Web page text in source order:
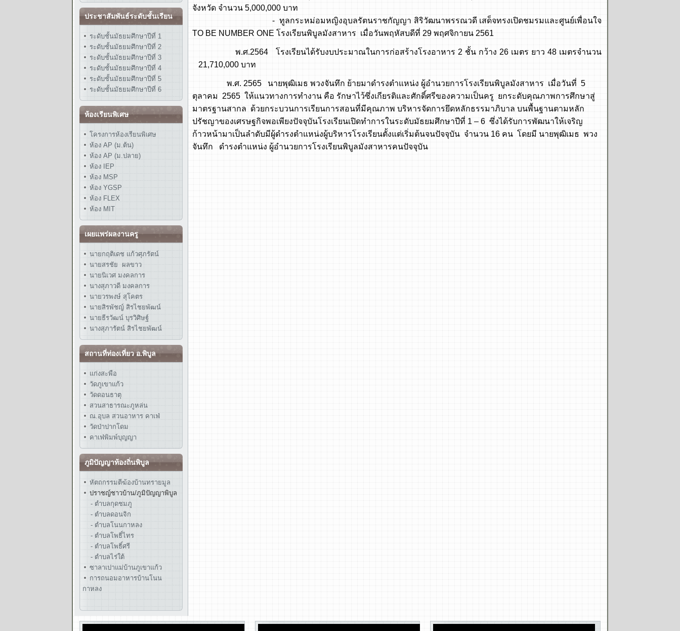
ประชาสัมพันธ์ระดับชั้นเรียน
ระดับชั้นมัธยมศึกษาปีที่ 1
ระดับชั้นมัธยมศึกษาปีที่ 2
ระดับชั้นมัธยมศึกษาปีที่ 3
ระดับชั้นมัธยมศึกษาปีที่ 4
ระดับชั้นมัธยมศึกษาปีที่ 5
ระดับชั้นมัธยมศึกษาปีที่ 6
ห้องเรียนพิเศษ
โครงการห้องเรียนพิเศษ
ห้อง AP (ม.ต้น)
ห้อง AP (ม.ปลาย)
ห้อง IEP
ห้อง MSP
ห้อง YGSP
ห้อง FLEX
ห้อง MIT
เผยแพร่ผลงานครู
นายกฤติเดช แก้วศุภรัตน์
นายสรชัย ผลขาว
นายนิเวศ มงคลการ
นางสุภาวดี มงคลการ
นายวรพงษ์ สุโคตร
นายสิรพัชญ์ สิรไชยพัฒน์
นายธีรวัฒน์ บุรวิศิษฐ์
นางสุภารัตน์ สิรไชยพัฒน์
สถานที่ท่องเที่ยว อ.พิบูล
แก่งสะพือ
วัดภูเขาแก้ว
วัดดอนธาตุ
สวนสาธารณะภูหล่น
ณ.อุบล สวนอาหาร คาเฟ่
วัดป่าปากโดม
คาเฟ่พิมพ์บุญญา
ภูมิปัญญาท้องถิ่นพิบูล
หัตถกรรมตีฆ้องบ้านทรายมูล
ปราชญ์ชาวบ้าน/ภูมิปัญญาพิบูล
- ตำบลกุดชมภู
- ตำบลดอนจิก
- ตำบลโนนกาหลง
- ตำบลโพธิ์ไทร
- ตำบลโพธิ์ศรี
- ตำบลไร่ใต้
ซาลาเปาแม่บ้านภูเขาแก้ว
การถนอมอาหารบ้านโนน
กาหลง
จังหวัด จำนวน 5,000,000 บาท
- ทูลกระหม่อมหญิงอุบลรัตนราชกัญญา สิริวัฒนาพรรณวดี เสด็จทรงเปิดชมรมและศูนย์เพื่อนใจ
TO BE NUMBER ONE โรงเรียนพิบูลมังสาหาร เมื่อวันพฤหัสบดีที่ 29 พฤศจิกายน 2561
พ.ศ.2564 โรงเรียนได้รับงบประมาณในการก่อสร้างโรงอาหาร 2 ชั้น กว้าง 26 เมตร ยาว 48 เมตรจำนวน
21,710,000 บาท
พ.ศ. 2565 นายพุฒิเมธ พวงจันทึก ย้ายมาดำรงตำแหน่ง ผู้อำนวยการโรงเรียนพิบูลมังสาหาร เมื่อวันที่ 5
ตุลาคม 2565 ให้แนวทางการทำงาน คือ รักษาไว้ซึ่งเกียรติและศักดิ์ศรีของความเป็นครู ยกระดับคุณภาพการศึกษาสู่
มาตรฐานสากล ด้วยกระบวนการเรียนการสอนที่มีคุณภาพ บริหารจัดการยึดหลักธรรมาภิบาล บนพื้นฐานตามหลัก
ปรัชญาของเศรษฐกิจพอเพียงปัจจุบันโรงเรียนเปิดทำการในระดับมัธยมศึกษาปีที่ 1 – 6 ซึ่งได้รับการพัฒนาให้เจริญ
ก้าวหน้ามาเป็นลำดับมีผู้ดำรงตำแหน่งผู้บริหารโรงเรียนตั้งแต่เริ่มต้นจนปัจจุบัน จำนวน 16 คน โดยมี นายพุฒิเมธ พวง
จันทึก ดำรงตำแหน่ง ผู้อำนวยการโรงเรียนพิบูลมังสาหารคนปัจจุบัน